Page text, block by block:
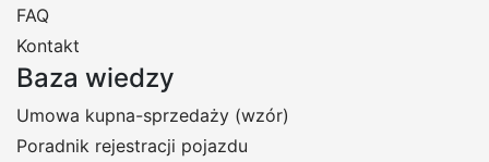
FAQ
Kontakt
Baza wiedzy
Umowa kupna-sprzedaży (wzór)
Poradnik rejestracji pojazdu